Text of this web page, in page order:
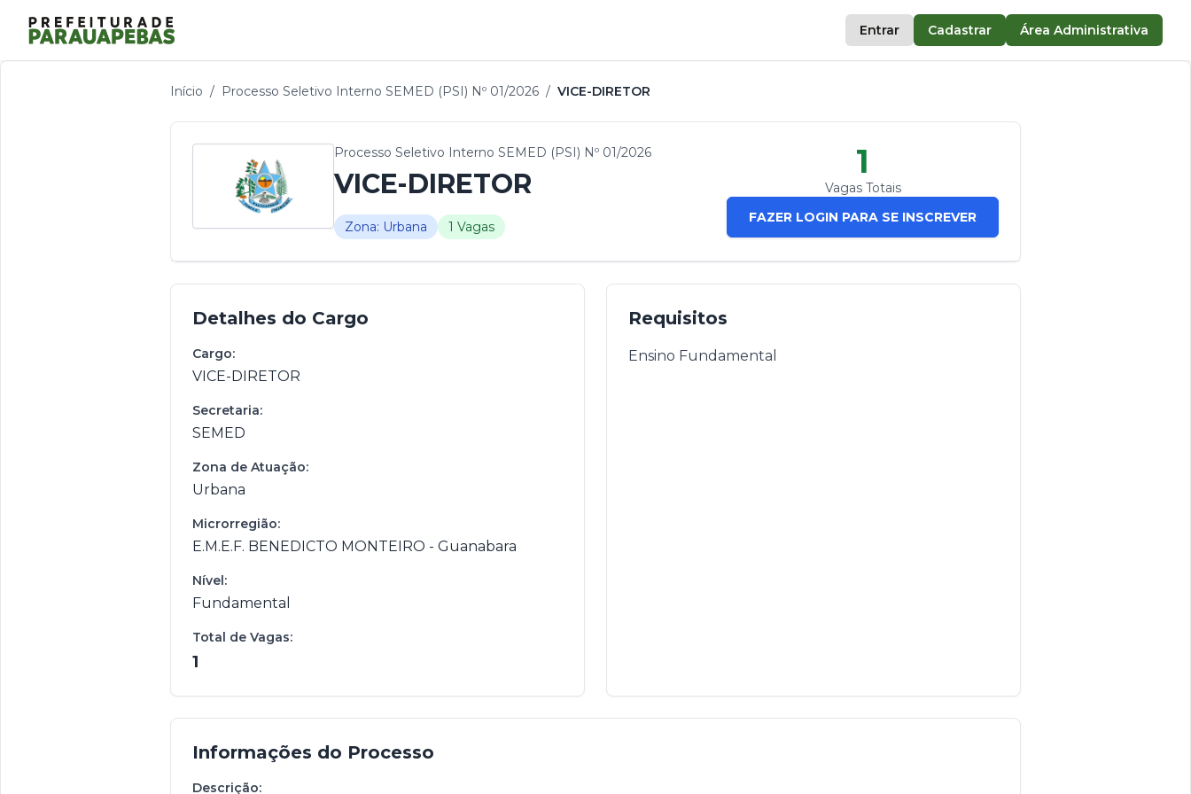
Entrar Cadastrar Área Administrativa
Início / Processo Seletivo Interno SEMED (PSI) Nº 01/2026 / VICE-DIRETOR
Processo Seletivo Interno SEMED (PSI) Nº 01/2026
VICE-DIRETOR
Zona: Urbana 1 Vagas
1
Vagas Totais
FAZER LOGIN PARA SE INSCREVER
Detalhes do Cargo
Cargo:
VICE-DIRETOR
Secretaria:
SEMED
Zona de Atuação:
Urbana
Microrregião:
E.M.E.F. BENEDICTO MONTEIRO - Guanabara
Nível:
Fundamental
Total de Vagas:
1
Requisitos
Ensino Fundamental
Informações do Processo
Descrição: